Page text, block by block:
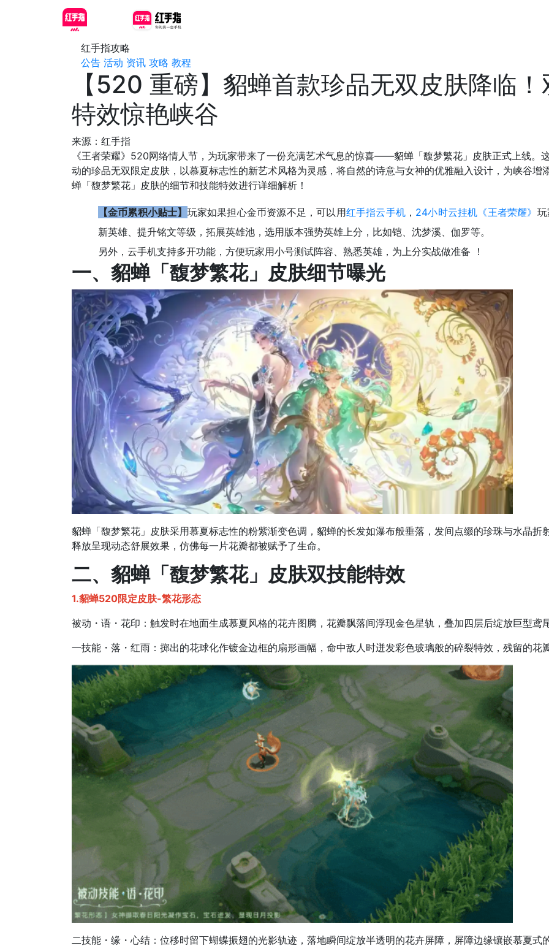
红手指攻略
公告 活动 资讯 攻略 教程
【520 重磅】貂蝉首款珍品无双皮肤降临
特效惊艳峡谷
来源：红手指
《王者荣耀》520网络情人节，为玩家带来了一份充满艺术气息的惊喜——貂蝉「馥梦繁花」皮肤正式上线。
动的珍品无双限定皮肤，以慕夏标志性的新艺术风格为灵感，将自然的诗意与女神的优雅融入设计，为峡谷增
蝉「馥梦繁花」皮肤的细节和技能特效进行详细解析！
【金币累积小贴士】 玩家如果担心金币资源不足，可以用红手指云手机 ， 24小时云挂机《王者荣耀》
新英雄、提升铭文等级，拓展英雄池，选用版本强势英雄上分，比如铠、沈梦溪、伽罗等。
另外，云手机支持多开功能，方便玩家用小号测试阵容、熟悉英雄，为上分实战做准备 ！
一、貂蝉「馥梦繁花」皮肤细节曝光
貂蝉「馥梦繁花」皮肤采用慕夏标志性的粉紫渐变色调，貂蝉的长发如瀑布般垂落，发间点缀的珍珠与水晶
释放呈现动态舒展效果，仿佛每一片花瓣都被赋予了生命。
二、貂蝉「馥梦繁花」皮肤双技能特效
1.貂蝉520限定皮肤-繁花形态
被动・语・花印：触发时在地面生成慕夏风格的花卉图腾，花瓣飘落间浮现金色星轨，叠加四层后绽放巨型鸢
一技能・落・红雨：掷出的花球化作镀金边框的扇形画幅，命中敌人时迸发彩色玻璃般的碎裂特效，残留的花
二技能・缘・心结：位移时留下蝴蝶振翅的光影轨迹，落地瞬间绽放半透明的花卉屏障，屏障边缘镶嵌慕夏式